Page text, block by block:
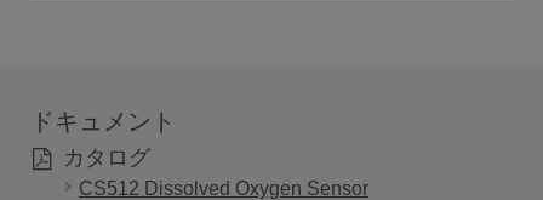
ドキュメント
カタログ
CS512 Dissolved Oxygen Sensor